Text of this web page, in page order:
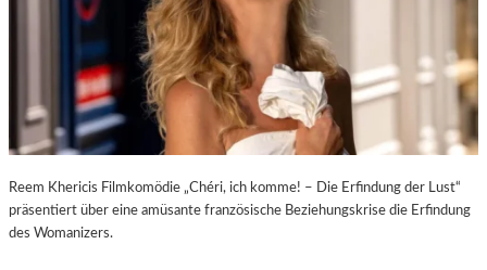
Reem Khericis Filmkomödie „Chéri, ich komme! – Die Erfindung der Lust“
präsentiert über eine amüsante französische Beziehungskrise die Erfindung
des Womanizers.